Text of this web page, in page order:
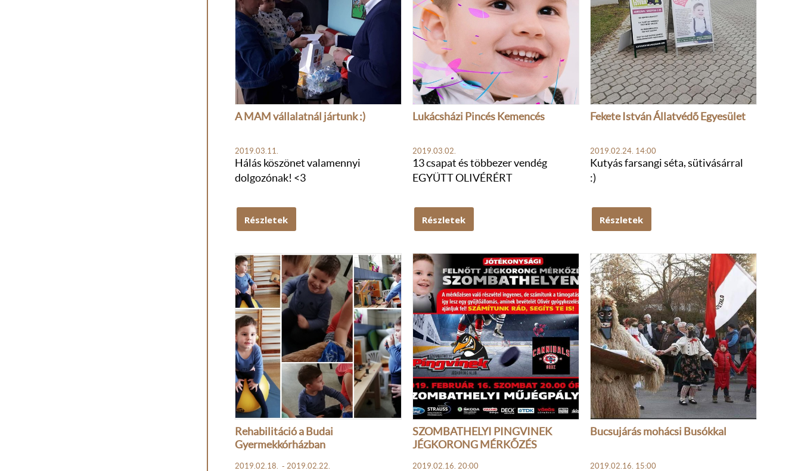
A MAM vállalatnál jártunk :)
2019.03.11.
Hálás köszönet valamennyi
dolgozónak! <3
Részletek
Lukácsházi Pincés Kemencés
2019.03.02.
13 csapat és többezer vendég
EGYÜTT OLIVÉRÉRT
Részletek
Fekete István Állatvédő Egyesület
2019.02.24. 14:00
Kutyás farsangi séta, sütivásárral
:)
Részletek
Rehabilitáció a Budai
Gyermekkórházban
2019.02.18. - 2019.02.22.
SZOMBATHELYI PINGVINEK
JÉGKORONG MÉRKŐZÉS
2019.02.16. 20:00
Bucsujárás mohácsi Busókkal
2019.02.16. 15:00